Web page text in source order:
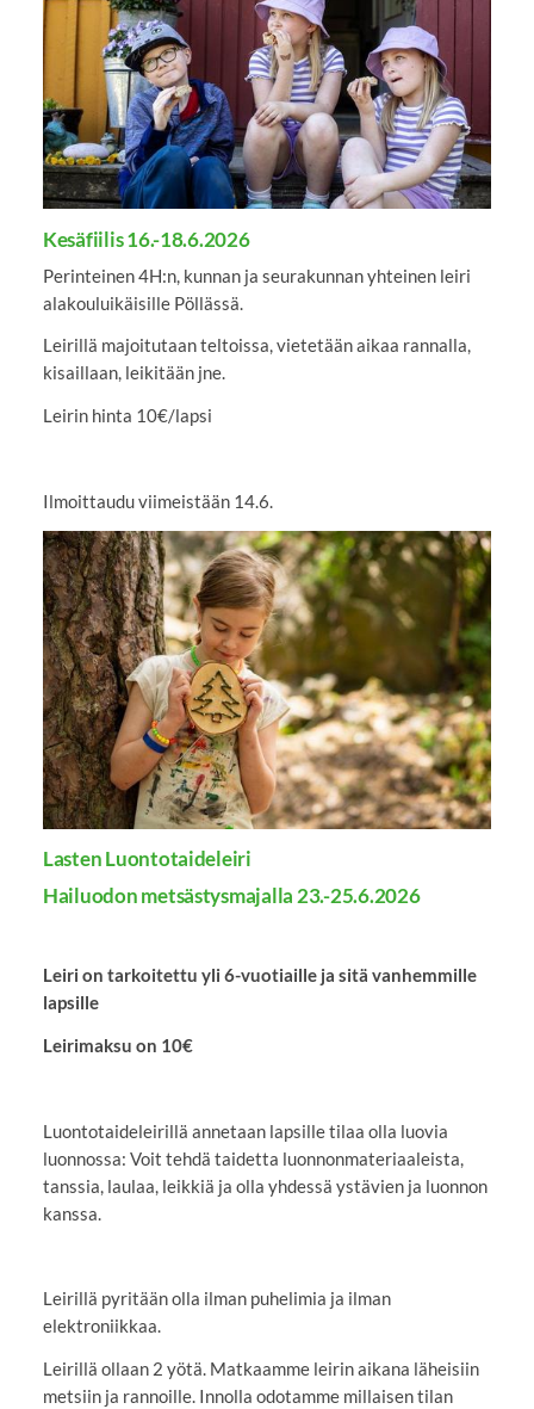
Kesäfiilis 16.-18.6.2026
Perinteinen 4H:n, kunnan ja seurakunnan yhteinen leiri
alakouluikäisille Pöllässä.
Leirillä majoitutaan teltoissa, vietetään aikaa rannalla,
kisaillaan, leikitään jne.
Leirin hinta 10€/lapsi
Ilmoittaudu viimeistään 14.6.
Lasten Luontotaideleiri
Hailuodon metsästysmajalla 23.-25.6.2026
Leiri on tarkoitettu yli 6-vuotiaille ja sitä vanhemmille
lapsille
Leirimaksu on 10€
Luontotaideleirillä annetaan lapsille tilaa olla luovia
luonnossa: Voit tehdä taidetta luonnonmateriaaleista,
tanssia, laulaa, leikkiä ja olla yhdessä ystävien ja luonnon
kanssa.
Leirillä pyritään olla ilman puhelimia ja ilman
elektroniikkaa.
Leirillä ollaan 2 yötä. Matkaamme leirin aikana läheisiin
metsiin ja rannoille. Innolla odotamme millaisen tilan